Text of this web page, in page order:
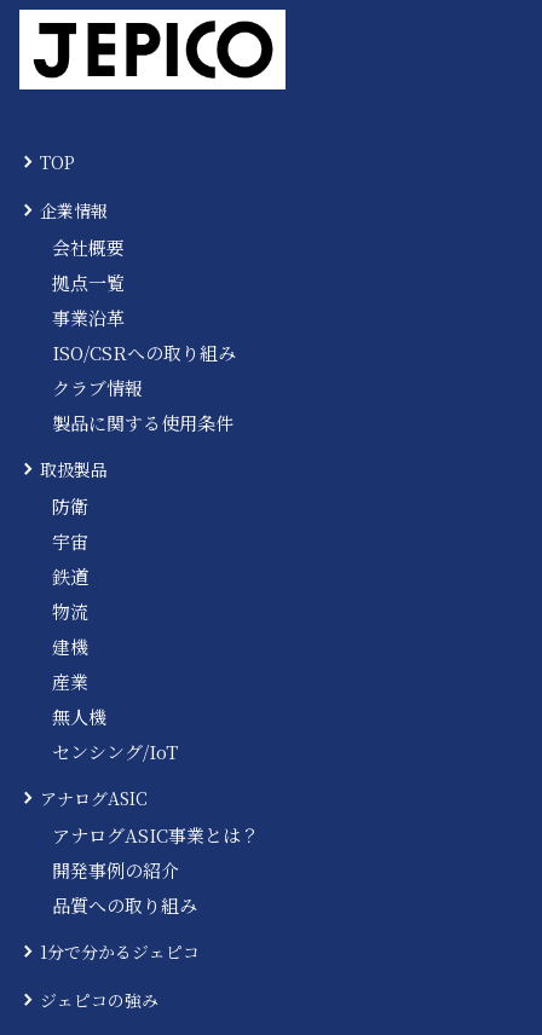
TOP
企業情報
会社概要
拠点一覧
事業沿革
ISO/CSRへの取り組み
クラブ情報
製品に関する使用条件
取扱製品
防衛
宇宙
鉄道
物流
建機
産業
無人機
センシング/IoT
アナログASIC
アナログASIC事業とは？
開発事例の紹介
品質への取り組み
1分で分かるジェピコ
ジェピコの強み